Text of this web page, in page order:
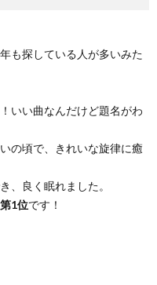
も探している人が多いみた
いい曲なんだけど題名がわ
の頃で、きれいな旋律に癒
、良く眠れました。
第1位です！